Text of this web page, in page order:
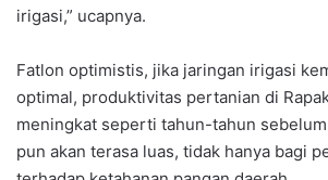
irigasi,” ucapnya.
Fatlon optimistis, jika jaringan irigasi
optimal, produktivitas pertanian di
meningkat seperti tahun-tahun
pun akan terasa luas, tidak hanya bagi